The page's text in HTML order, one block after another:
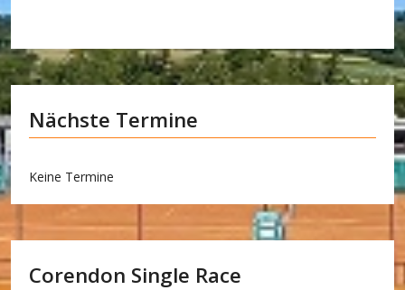
Nächste Termine
Keine Termine
Corendon Single Race